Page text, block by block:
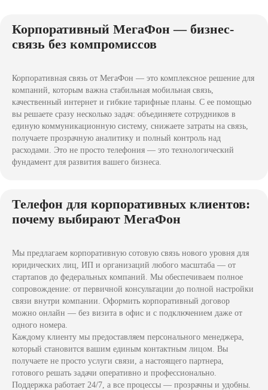
Корпоративный МегаФон — бизнес-
связь без компромиссов
Корпоративная связь от МегаФон — это комплексное решение для
компаний, которым важна стабильная мобильная связь,
качественный интернет и гибкие тарифные планы. С ее помощью
вы решаете сразу несколько задач: объединяете сотрудников в
единую коммуникационную систему, снижаете затраты на связь,
получаете прозрачную аналитику и полный контроль над
расходами. Это не просто телефония — это технологический
фундамент для развития вашего бизнеса.
Телефон для корпоративных клиентов:
почему выбирают МегаФон
Мы предлагаем корпоративную сотовую связь нового уровня для
юридических лиц, ИП и организаций любого масштаба — от
стартапов до федеральных компаний. Мы обеспечиваем полное
сопровождение: от первичной консультации до полной настройки
связи внутри компании. Оформить корпоративный договор
можно онлайн — без визита в офис и с подключением даже от
одного номера.
Каждому клиенту мы предоставляем персонального менеджера,
который становится вашим единым контактным лицом. Вы
получаете не просто услуги связи, а настоящего партнера,
готового решать задачи оперативно и профессионально.
Поддержка работает 24/7, а все процессы — прозрачны и удобны.